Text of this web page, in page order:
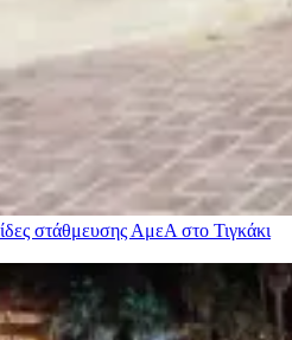
στάθμευσης ΑμεΑ στο Τιγκάκι